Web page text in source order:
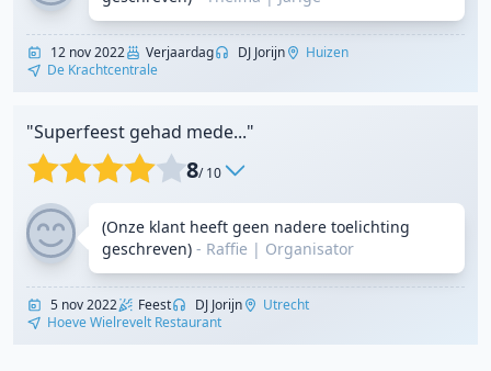
12 nov 2022 Verjaardag DJ Jorijn
Huizen
De Krachtcentrale
"Superfeest gehad mede..."
8/ 10
(Onze klant heeft geen nadere toelichting
geschreven) - Raffie | Organisator
5 nov 2022 Feest DJ Jorijn
Utrecht
Hoeve Wielrevelt Restaurant